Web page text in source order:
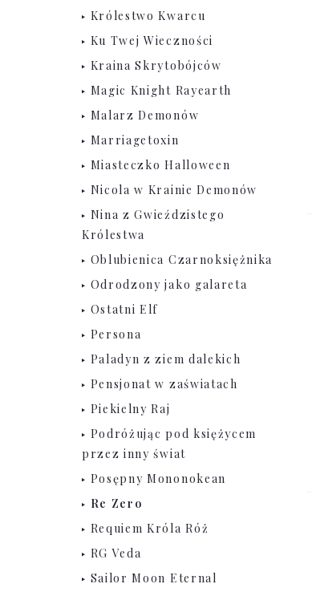
Królestwo Kwarcu
Ku Twej Wieczności
Kraina Skrytobójców
Magic Knight Rayearth
Malarz Demonów
Marriagetoxin
Miasteczko Halloween
Nicola w Krainie Demonów
Nina z Gwieździstego
Królestwa
Oblubienica Czarnoksiężnika
Odrodzony jako galareta
Ostatni Elf
Persona
Paladyn z ziem dalekich
Pensjonat w zaświatach
Piekielny Raj
Podróżując pod księżycem
przez inny świat
Posępny Mononokean
Re Zero
Requiem Króla Róż
RG Veda
Sailor Moon Eternal